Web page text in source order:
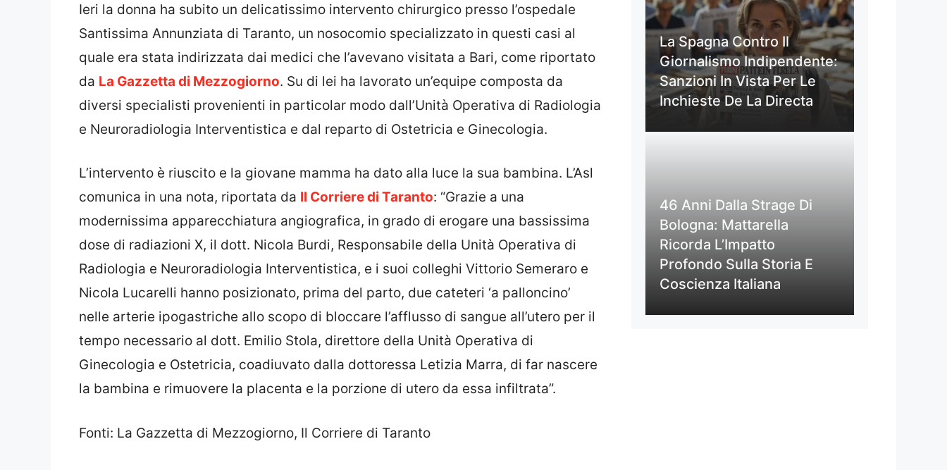
Ieri la donna ha subito un delicatissimo intervento chirurgico presso l’ospedale
Santissima Annunziata di Taranto, un nosocomio specializzato in questi casi al
quale era stata indirizzata dai medici che l’avevano visitata a Bari, come riportato
da La Gazzetta di Mezzogiorno. Su di lei ha lavorato un’equipe composta da
diversi specialisti provenienti in particolar modo dall’Unità Operativa di Radiologia
e Neuroradiologia Interventistica e dal reparto di Ostetricia e Ginecologia.
L’intervento è riuscito e la giovane mamma ha dato alla luce la sua bambina. L’Asl
comunica in una nota, riportata da Il Corriere di Taranto: “Grazie a una
modernissima apparecchiatura angiografica, in grado di erogare una bassissima
dose di radiazioni X, il dott. Nicola Burdi, Responsabile della Unità Operativa di
Radiologia e Neuroradiologia Interventistica, e i suoi colleghi Vittorio Semeraro e
Nicola Lucarelli hanno posizionato, prima del parto, due cateteri ‘a palloncino’
nelle arterie ipogastriche allo scopo di bloccare l’afflusso di sangue all’utero per il
tempo necessario al dott. Emilio Stola, direttore della Unità Operativa di
Ginecologia e Ostetricia, coadiuvato dalla dottoressa Letizia Marra, di far nascere
la bambina e rimuovere la placenta e la porzione di utero da essa infiltrata”.
Fonti: La Gazzetta di Mezzogiorno, Il Corriere di Taranto
La Spagna Contro Il
Giornalismo Indipendente:
Sanzioni In Vista Per Le
Inchieste De La Directa
46 Anni Dalla Strage Di
Bologna: Mattarella
Ricorda L’Impatto
Profondo Sulla Storia E
Coscienza Italiana